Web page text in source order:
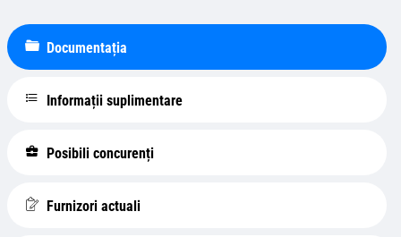
Documentația
Informații suplimentare
Posibili concurenți
Furnizori actuali